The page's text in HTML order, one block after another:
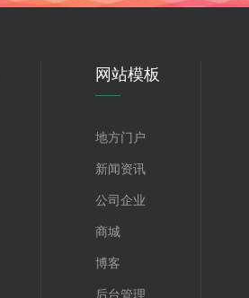
网站模板
地方门户
新闻资讯
公司企业
商城
博客
后台管理